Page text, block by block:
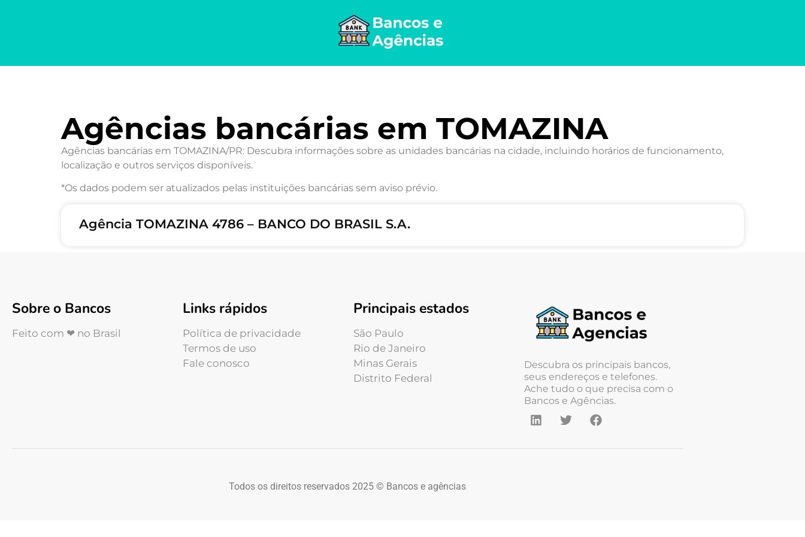
Agências bancárias em TOMAZINA
Agências bancárias em TOMAZINA/PR: Descubra informações sobre as unidades bancárias na cidade, incluindo horários de funcionamento,
localização e outros serviços disponíveis.
*Os dados podem ser atualizados pelas instituições bancárias sem aviso prévio.
Agência TOMAZINA 4786 – BANCO DO BRASIL S.A.
Sobre o Bancos
Feito com ❤ no Brasil
Links rápidos
Política de privacidade
Termos de uso
Fale conosco
Principais estados
São Paulo
Rio de Janeiro
Minas Gerais
Distrito Federal
Descubra os principais bancos,
seus endereços e telefones.
Ache tudo o que precisa com o
Bancos e Agências.
Todos os direitos reservados 2025 © Bancos e agências